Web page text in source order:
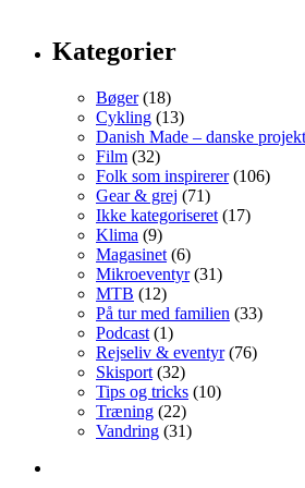
Kategorier
Bøger(18)
Cykling (13)
Danish Made – danske
Film (32)
Folk som inspirerer(106)
Gear & grej (71)
Ikke kategoriseret (17)
Klima (9)
Magasinet (6)
Mikroeventyr(31)
MTB (12)
På tur med familien (33)
Podcast (1)
Rejseliv & eventyr(76)
Skisport (32)
Tips og tricks (10)
Træning (22)
Vandring (31)